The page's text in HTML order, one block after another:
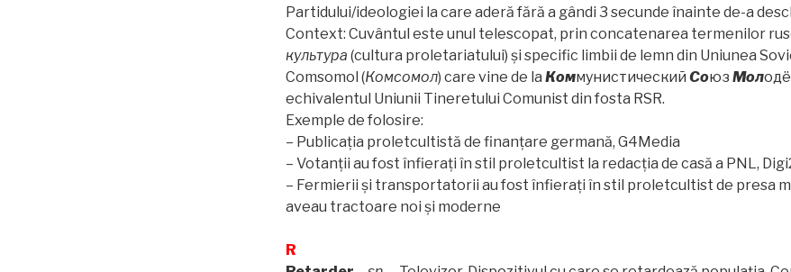
Partidului/ideologiei la care aderă fără a gândi 3 secunde înainte de-a
Context: Cuvântul este unul telescopat, prin concatenarea termenilor
культура (cultura proletariatului) și specific limbii de lemn din Uniunea
Comsomol (Комсомол) care vine de la Коммунистический Союз Мол
echivalentul Uniunii Tineretului Comunist din fosta RSR.
Exemple de folosire:
– Publicația proletcultistă de finanțare germană, G4Media
– Votanții au fost înfierați în stil proletcultist la redacția de casă a PNL,
– Fermierii și transportatorii au fost înfierați în stil proletcultist de presa
aveau tractoare noi și moderne
R